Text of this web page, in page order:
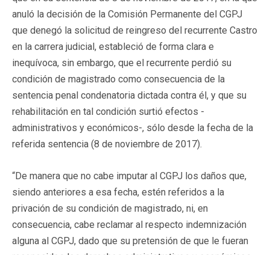
anuló la decisión de la Comisión Permanente del CGPJ
que denegó la solicitud de reingreso del recurrente Castro
en la carrera judicial, estableció de forma clara e
inequívoca, sin embargo, que el recurrente perdió su
condición de magistrado como consecuencia de la
sentencia penal condenatoria dictada contra él, y que su
rehabilitación en tal condición surtió efectos -
administrativos y económicos-, sólo desde la fecha de la
referida sentencia (8 de noviembre de 2017).
“De manera que no cabe imputar al CGPJ los daños que,
siendo anteriores a esa fecha, estén referidos a la
privación de su condición de magistrado, ni, en
consecuencia, cabe reclamar al respecto indemnización
alguna al CGPJ, dado que su pretensión de que le fueran